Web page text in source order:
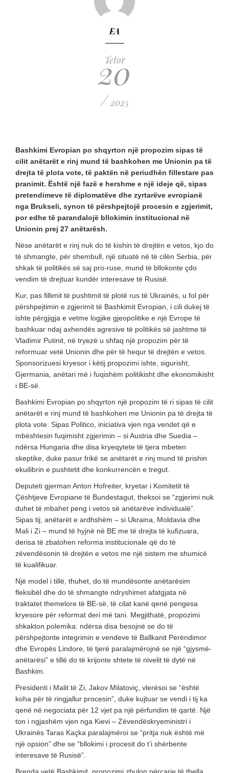
EA
Tetor
20
/ 2025
Bashkimi Evropian po shqyrton një propozim sipas të
cilit anëtarët e rinj mund të bashkohen me Unionin pa të
drejta të plota vote, të paktën në periudhën fillestare pas
pranimit. Është një fazë e hershme e një ideje që, sipas
pretendimeve të diplomatëve dhe zyrtarëve evropianë
nga Brukseli, synon të përshpejtojë procesin e zgjerimit,
por edhe të parandalojë bllokimin institucional në
Unionin prej 27 anëtarësh.
Nëse anëtarët e rinj nuk do të kishin të drejtën e vetos, kjo do
të shmangte, për shembull, një situatë në të cilën Serbia, për
shkak të politikës së saj pro-ruse, mund të bllokonte çdo
vendim të drejtuar kundër interesave të Rusisë.
Kur, pas fillimit të pushtimit të plotë rus të Ukrainës, u fol për
përshpejtimin e zgjerimit të Bashkimit Evropian, i cili dukej të
ishte përgjigja e vetme logjike gjeopolitike e një Evrope të
bashkuar ndaj axhendës agresive të politikës së jashtme të
Vladimir Putinit, në tryezë u shfaq një propozim për të
reformuar vetë Unionin dhe për të hequr të drejtën e vetos.
Sponsorizuesi kryesor i këtij propozimi ishte, sigurisht,
Gjermania, anëtari më i fuqishëm politikisht dhe ekonomikisht
i BE-së.
Bashkimi Evropian po shqyrton një propozim të ri sipas të cilit
anëtarët e rinj mund të bashkohen me Unionin pa të drejta të
plota vote. Sipas Politico, iniciativa vjen nga vendet që e
mbështesin fuqimisht zgjerimin – si Austria dhe Suedia –
ndërsa Hungaria dhe disa kryeqytete të tjera mbeten
skeptike, duke pasur frikë se anëtarët e rinj mund të prishin
ekuilibrin e pushtetit dhe konkurrencën e tregut.
Deputeti gjerman Anton Hofreiter, kryetar i Komitetit të
Çështjeve Evropiane të Bundestagut, theksoi se “zgjerimi nuk
duhet të mbahet peng i vetos së anëtarëve individualë”.
Sipas tij, anëtarët e ardhshëm – si Ukraina, Moldavia dhe
Mali i Zi – mund të hyjnë në BE me të drejta të kufizuara,
derisa të zbatohen reforma institucionale që do të
zëvendësonin të drejtën e vetos me një sistem me shumicë
të kualifikuar.
Një model i tillë, thuhet, do të mundësonte anëtarësim
fleksibël dhe do të shmangte ndryshimet afatgjata në
traktatet themelore të BE-së, të cilat kanë qenë pengesa
kryesore për reformat deri më tani. Megjithatë, propozimi
shkakton polemika: ndërsa disa besojnë se do të
përshpejtonte integrimin e vendeve të Ballkanit Perëndimor
dhe Evropës Lindore, të tjerë paralajmërojnë se një “gjysmë-
anëtarësi” e tillë do të krijonte shtete të nivelit të dytë në
Bashkim.
Presidenti i Malit të Zi, Jakov Milatoviç, vlerësoi se “është
koha për të ringjallur procesin”, duke kujtuar se vendi i tij ka
qenë në negociata për 12 vjet pa një përfundim të qartë. Një
ton i ngjashëm vjen nga Kievi – Zëvendëskryeministri i
Ukrainës Taras Kaçka paralajmëroi se “pritja nuk është më
një opsion” dhe se “bllokimi i procesit do t’i shërbente
interesave të Rusisë”.
Brenda vetë Bashkimit, propozimi zbulon përçarje të thella.